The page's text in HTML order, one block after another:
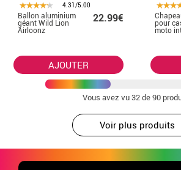
4.31/5.00
Ballon aluminium
géant Wild Lion
Airloonz
22.99€
AJOUTER
pour
moto
Vous avez vu32de 90
Voir plus produits